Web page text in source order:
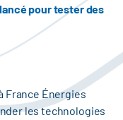
pour tester des
France Énergies
les technologies